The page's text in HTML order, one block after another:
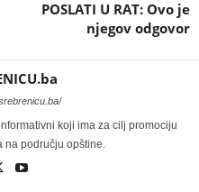
POSLATI U RAT: Ovo je
njegov odgovor
koji ima za cilj promociju
na području opštine.